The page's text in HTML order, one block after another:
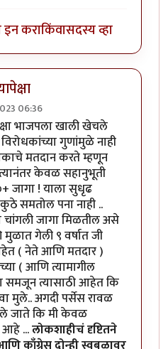
इन कराकिंवासदस्य व्हा
06:36
भाजपला खाली खेचले
गुणांमुळे नाही
मतदान करते म्हणून
केवळ सहानुभूती
जागा ! याला सुधृढ
समतोल पना नाही ..
जागा मिळतील असे
गेली ९ वर्षात जी
( नेते आणि मतदार )
( आणि त्यामागील
समजून त्यासाठी आहेत कि
मुले.. अगदी पर्सेस रावळ
जाते कि मी केवळ
आहे ...लोकशाहीचं दृष्टितने